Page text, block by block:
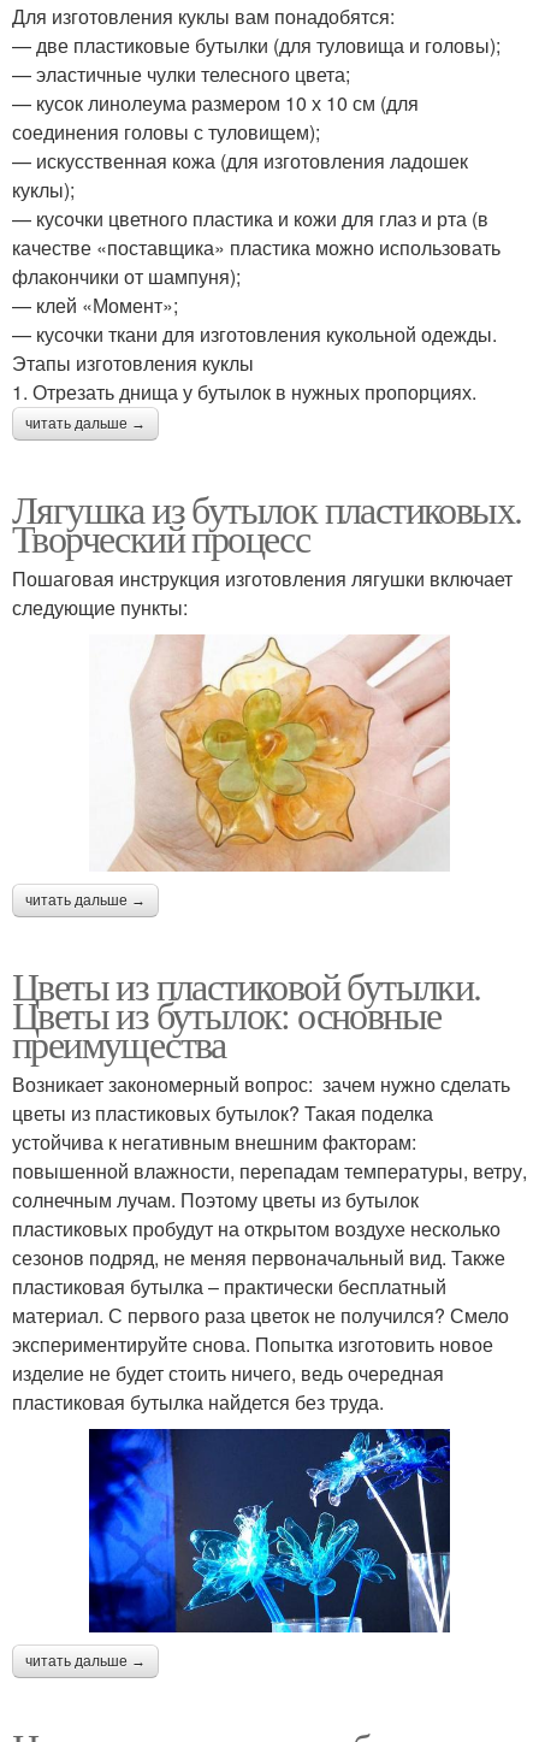
Для изготовления куклы вам понадобятся:
— две пластиковые бутылки (для туловища и головы);
— эластичные чулки телесного цвета;
— кусок линолеума размером 10 х 10 см (для
соединения головы с туловищем);
— искусственная кожа (для изготовления ладошек
куклы);
— кусочки цветного пластика и кожи для глаз и рта (в
качестве «поставщика» пластика можно использовать
флакончики от шампуня);
— клей «Момент»;
— кусочки ткани для изготовления кукольной одежды.
Этапы изготовления куклы
1. Отрезать днища у бутылок в нужных пропорциях.
читать дальше →
Лягушка из бутылок пластиковых.
Творческий процесс
Пошаговая инструкция изготовления лягушки включает
следующие пункты:
читать дальше →
Цветы из пластиковой бутылки.
Цветы из бутылок: основные
преимущества
Возникает закономерный вопрос: зачем нужно сделать
цветы из пластиковых бутылок? Такая поделка
устойчива к негативным внешним факторам:
повышенной влажности, перепадам температуры, ветру,
солнечным лучам. Поэтому цветы из бутылок
пластиковых пробудут на открытом воздухе несколько
сезонов подряд, не меняя первоначальный вид. Также
пластиковая бутылка – практически бесплатный
материал. С первого раза цветок не получился? Смело
экспериментируйте снова. Попытка изготовить новое
изделие не будет стоить ничего, ведь очередная
пластиковая бутылка найдется без труда.
читать дальше →